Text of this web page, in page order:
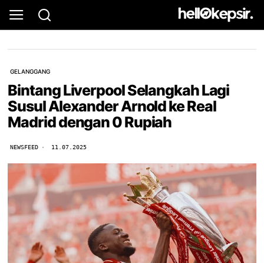
GELANGGANG
Bintang Liverpool Selangkah Lagi
Susul Alexander Arnold ke Real
Madrid dengan 0 Rupiah
NEWSFEED 11.07.2025